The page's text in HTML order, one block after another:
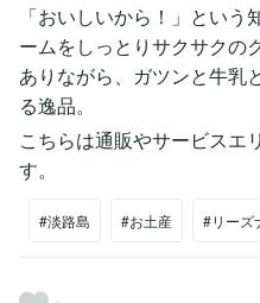
「おいしいから！」とい
ームをしっとりサクサクの
ありながら、ガツンと牛乳
る逸品。
こちらは通販やサービスエ
す。
#淡路島 #お土産 #リーズ